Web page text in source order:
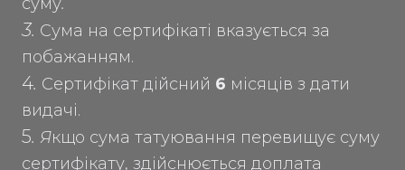
3. Сума на сертифікаті вказується за
побажанням.
4. Сертифікат дійсний 6 місяців з дати
видачі.
5. Якщо сума татуювання перевищує суму
сертифікату, здійснюється доплата